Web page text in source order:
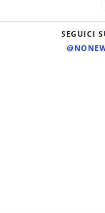
SEGUICI